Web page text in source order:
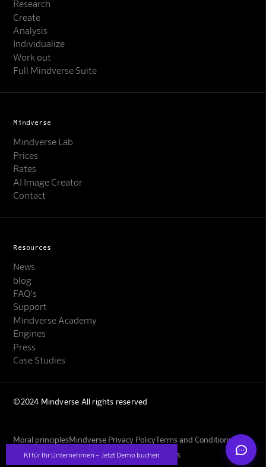
KI für Ihr Unternehmen – Jetzt Demo buchen
Online · KI-Assistent
Research
Create
Analysis
Individualize
Work out
Full Mindverse Suite
Mindverse
Mindverse Lab
Prices
Rates
AI Image Creator
Contact
Resources
News
blog
FAQ's
Support
Mindverse Academy
Engines
Press
Case Studies
©2024 Mindverse All rights reserved
Moral principlesMindverse Privacy PolicyTerms and Conditions
ImprintGBs for training your own image models